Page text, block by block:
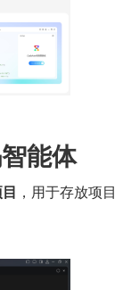
能体
，用于存放项目